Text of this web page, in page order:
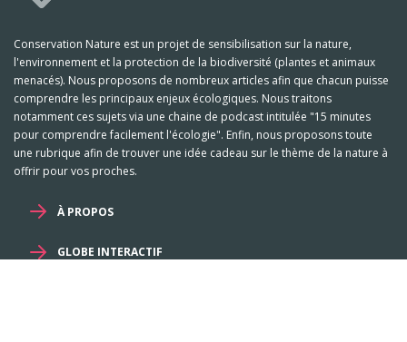
Conservation Nature est un projet de sensibilisation sur la nature,
l'environnement et la protection de la biodiversité (plantes et animaux
menacés). Nous proposons de nombreux articles afin que chacun puisse
comprendre les principaux enjeux écologiques. Nous traitons
notamment ces sujets via une chaine de podcast intitulée "15 minutes
pour comprendre facilement l'écologie". Enfin, nous proposons toute
une rubrique afin de trouver une idée cadeau sur le thème de la nature à
offrir pour vos proches.
À PROPOS
GLOBE INTERACTIF